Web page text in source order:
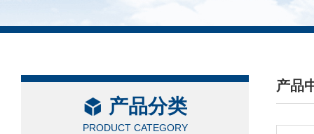
产品分类
PRODUCT CATEGORY
产品
/